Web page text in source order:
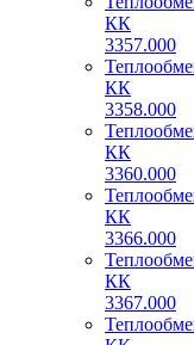
КК
3357.000
КК
3358.000
КК
3360.000
КК
3366.000
КК
3367.000